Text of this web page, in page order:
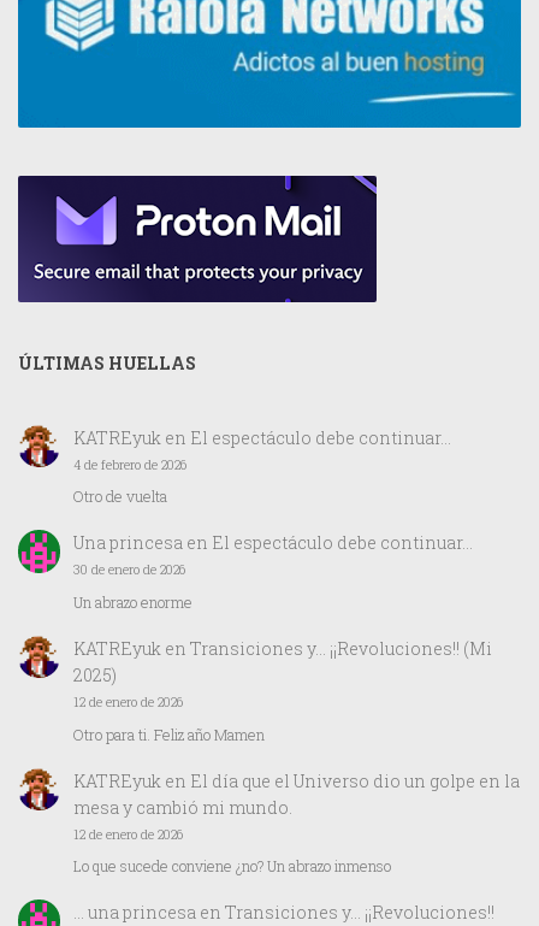
ÚLTIMAS HUELLAS
KATREyuk en El espectáculo debe continuar…
4 de febrero de 2026
Otro de vuelta
Una princesaen El espectáculo debe continuar…
30 de enero de 2026
Un abrazo enorme
KATREyuken Transiciones y… ¡¡Revoluciones!! (Mi
2025)
12 de enero de 2026
Otro para ti. Feliz año Mamen
KATREyuk en El día que el Universo dio un golpe en la
mesa y cambió mi mundo.
12 de enero de 2026
Lo que sucede conviene ¿no? Un abrazo inmenso
… una princesaen Transiciones y… ¡¡Revoluciones!!